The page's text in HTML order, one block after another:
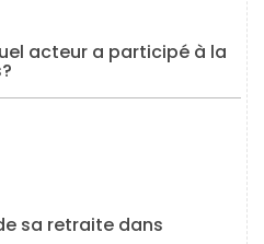
acteur a participé à la
sa retraite dans